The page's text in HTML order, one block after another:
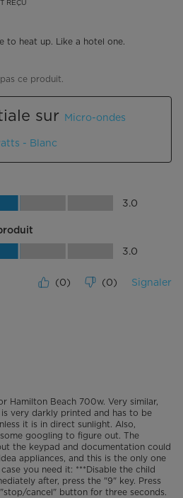
REÇU
to heat up. Like a hotel one.
ce produit.
sur Micro-ondes
- Blanc
3.0 sur 5 3.0
prix du produit, 3.0
3.0
(0) (0) Signaler
Hamilton Beach 700w. Very similar,
very darkly printed and has to be
it is in direct sunlight. Also,
googling to figure out. The
the keypad and documentation could
appliances, and this is the only one
you need it: ***Disable the child
after, press the "9" key. Press
cancel" button for three seconds.